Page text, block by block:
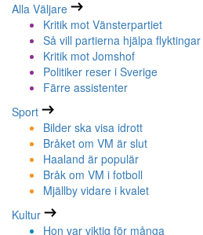
Alla Väljare
Kritik mot Vänsterpartiet
Så vill partierna hjälpa flyktingar
Kritik mot Jomshof
Politiker reser i Sverige
Färre assistenter
Sport
Bilder ska visa idrott
Bråket om VM är slut
Haaland är populär
Bråk om VM i fotboll
Mjällby vidare i kvalet
Kultur
Hon var viktig för många